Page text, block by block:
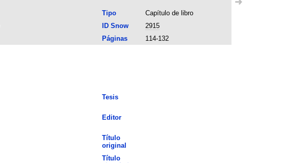
Tipo
Capítulo de libro
ID Snow
2915
Páginas
114-132
Tesis
Editor
Título
original
Título